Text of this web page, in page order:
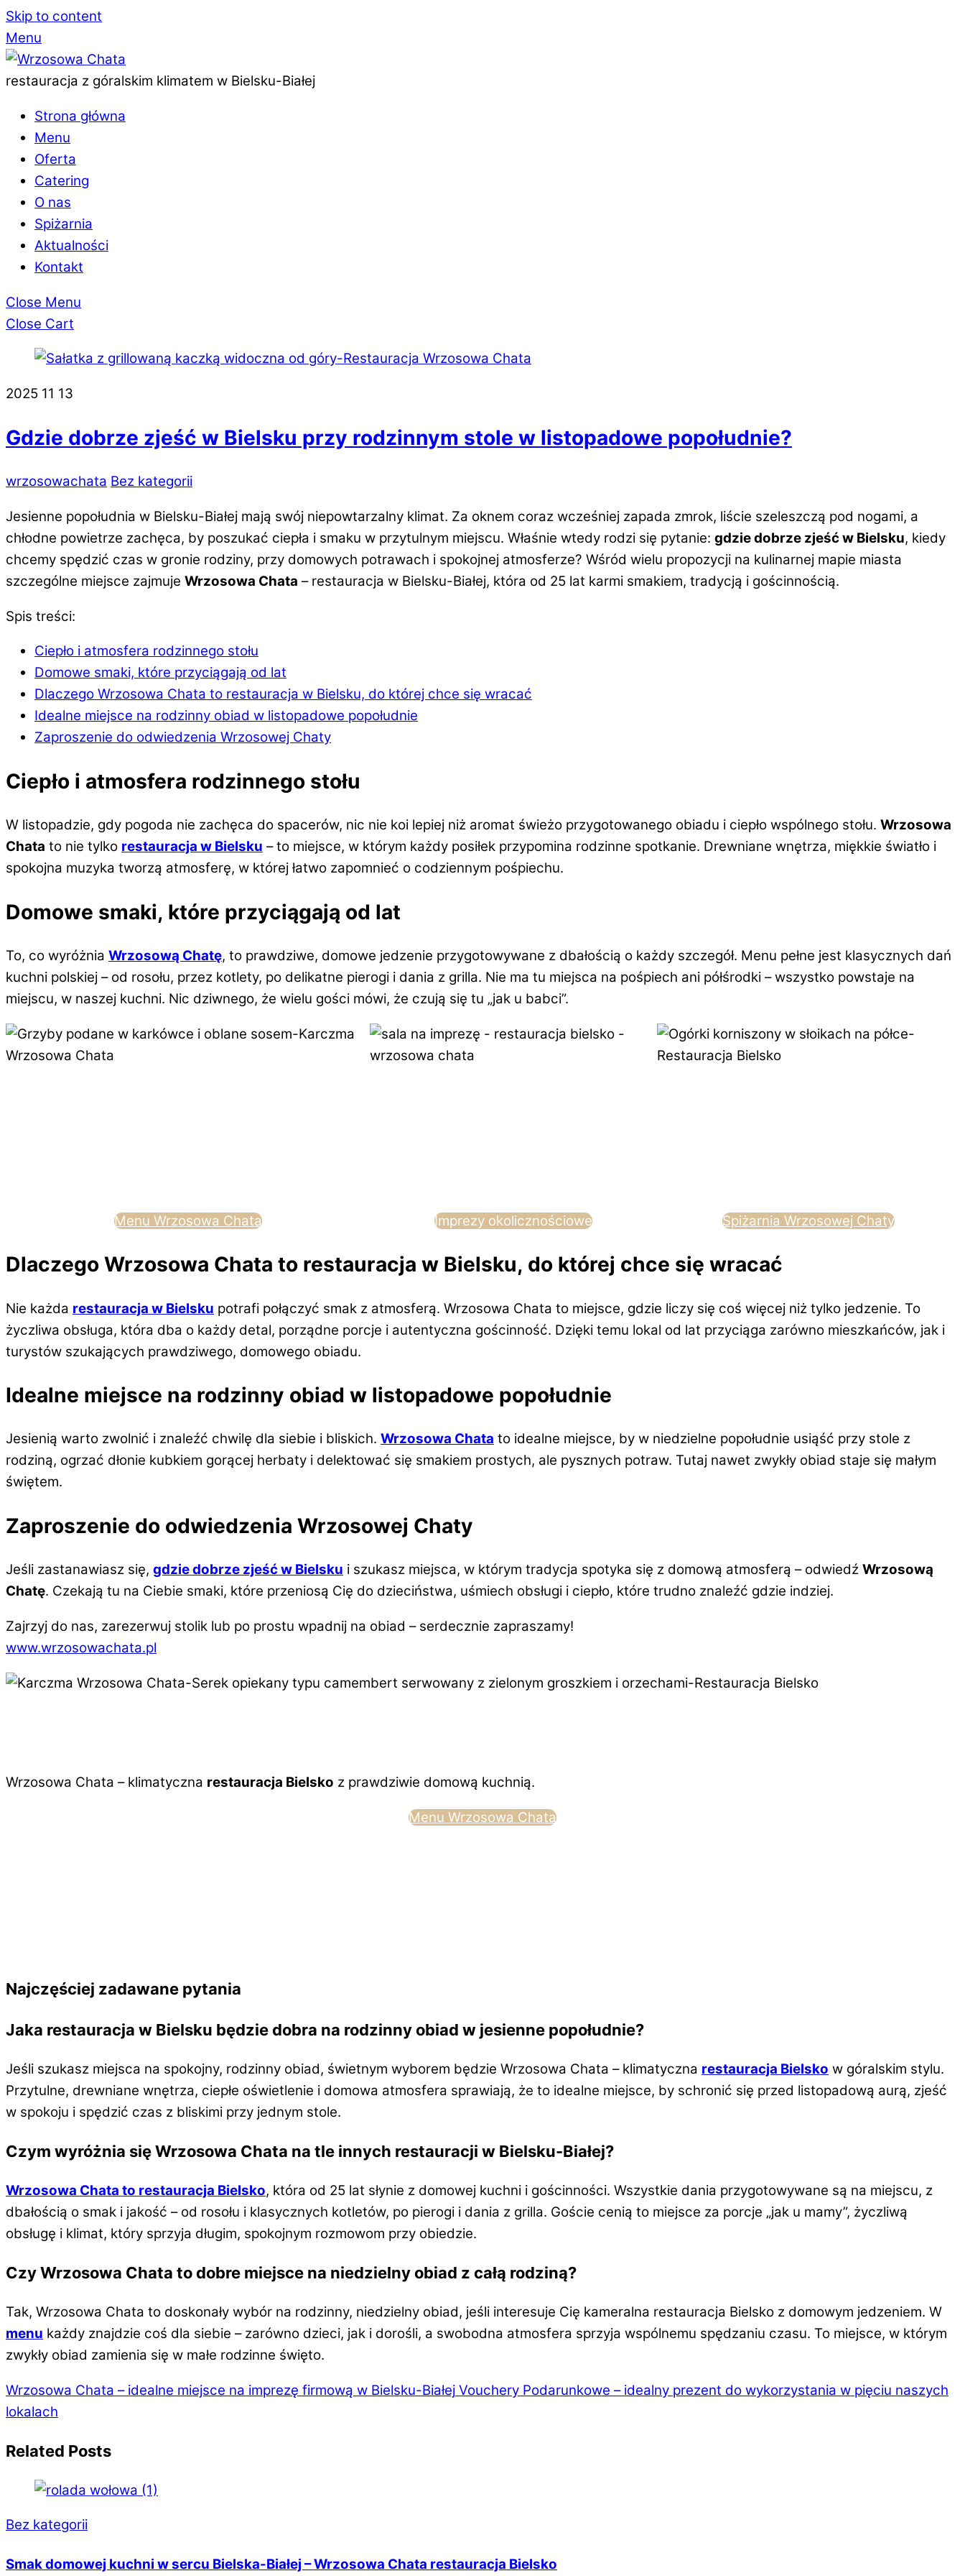
Skip to content
Menu
restauracja z góralskim klimatem w Bielsku-Białej
Strona główna
Menu
Oferta
Catering
O nas
Spiżarnia
Aktualności
Kontakt
Close Menu
Close Cart
2025 11 13
Gdzie dobrze zjeść w Bielsku przy rodzinnym stole w listopadowe popołudnie?
wrzosowachata Bez kategorii
Jesienne popołudnia w Bielsku-Białej mają swój niepowtarzalny klimat. Za oknem coraz wcześniej zapada zmrok, liście szeleszczą pod nogami, a
chłodne powietrze zachęca, by poszukać ciepła i smaku w przytulnym miejscu. Właśnie wtedy rodzi się pytanie: gdzie dobrze zjeść w Bielsku, kiedy
chcemy spędzić czas w gronie rodziny, przy domowych potrawach i spokojnej atmosferze? Wśród wielu propozycji na kulinarnej mapie miasta
szczególne miejsce zajmuje Wrzosowa Chata – restauracja w Bielsku-Białej, która od 25 lat karmi smakiem, tradycją i gościnnością.
Spis treści:
Ciepło i atmosfera rodzinnego stołu
Domowe smaki, które przyciągają od lat
Dlaczego Wrzosowa Chata to restauracja w Bielsku, do której chce się wracać
Idealne miejsce na rodzinny obiad w listopadowe popołudnie
Zaproszenie do odwiedzenia Wrzosowej Chaty
Ciepło i atmosfera rodzinnego stołu
W listopadzie, gdy pogoda nie zachęca do spacerów, nic nie koi lepiej niż aromat świeżo przygotowanego obiadu i ciepło wspólnego stołu. Wrzosowa
Chata to nie tylko restauracja w Bielsku – to miejsce, w którym każdy posiłek przypomina rodzinne spotkanie. Drewniane wnętrza, miękkie światło i
spokojna muzyka tworzą atmosferę, w której łatwo zapomnieć o codziennym pośpiechu.
Domowe smaki, które przyciągają od lat
To, co wyróżnia Wrzosową Chatę, to prawdziwe, domowe jedzenie przygotowywane z dbałością o każdy szczegół. Menu pełne jest klasycznych dań
kuchni polskiej – od rosołu, przez kotlety, po delikatne pierogi i dania z grilla. Nie ma tu miejsca na pośpiech ani półśrodki – wszystko powstaje na
miejscu, w naszej kuchni. Nic dziwnego, że wielu gości mówi, że czują się tu „jak u babci”.
Menu Wrzosowa Chata Imprezy okolicznościowe Spiżarnia Wrzosowej Chaty
Dlaczego Wrzosowa Chata to restauracja w Bielsku, do której chce się wracać
Nie każda restauracja w Bielsku potrafi połączyć smak z atmosferą. Wrzosowa Chata to miejsce, gdzie liczy się coś więcej niż tylko jedzenie. To
życzliwa obsługa, która dba o każdy detal, porządne porcje i autentyczna gościnność. Dzięki temu lokal od lat przyciąga zarówno mieszkańców, jak i
turystów szukających prawdziwego, domowego obiadu.
Idealne miejsce na rodzinny obiad w listopadowe popołudnie
Jesienią warto zwolnić i znaleźć chwilę dla siebie i bliskich. Wrzosowa Chata to idealne miejsce, by w niedzielne popołudnie usiąść przy stole z
rodziną, ogrzać dłonie kubkiem gorącej herbaty i delektować się smakiem prostych, ale pysznych potraw. Tutaj nawet zwykły obiad staje się małym
świętem.
Zaproszenie do odwiedzenia Wrzosowej Chaty
Jeśli zastanawiasz się, gdzie dobrze zjeść w Bielsku i szukasz miejsca, w którym tradycja spotyka się z domową atmosferą – odwiedź Wrzosową
Chatę. Czekają tu na Ciebie smaki, które przeniosą Cię do dzieciństwa, uśmiech obsługi i ciepło, które trudno znaleźć gdzie indziej.
Zajrzyj do nas, zarezerwuj stolik lub po prostu wpadnij na obiad – serdecznie zapraszamy!
www.wrzosowachata.pl
Wrzosowa Chata – klimatyczna restauracja Bielsko z prawdziwie domową kuchnią.
Menu Wrzosowa Chata
Najczęściej zadawane pytania
Jaka restauracja w Bielsku będzie dobra na rodzinny obiad w jesienne popołudnie?
Jeśli szukasz miejsca na spokojny, rodzinny obiad, świetnym wyborem będzie Wrzosowa Chata – klimatyczna restauracja Bielsko w góralskim stylu.
Przytulne, drewniane wnętrza, ciepłe oświetlenie i domowa atmosfera sprawiają, że to idealne miejsce, by schronić się przed listopadową aurą, zjeść
w spokoju i spędzić czas z bliskimi przy jednym stole.
Czym wyróżnia się Wrzosowa Chata na tle innych restauracji w Bielsku-Białej?
Wrzosowa Chata to restauracja Bielsko, która od 25 lat słynie z domowej kuchni i gościnności. Wszystkie dania przygotowywane są na miejscu, z
dbałością o smak i jakość – od rosołu i klasycznych kotletów, po pierogi i dania z grilla. Goście cenią to miejsce za porcje „jak u mamy”, życzliwą
obsługę i klimat, który sprzyja długim, spokojnym rozmowom przy obiedzie.
Czy Wrzosowa Chata to dobre miejsce na niedzielny obiad z całą rodziną?
Tak, Wrzosowa Chata to doskonały wybór na rodzinny, niedzielny obiad, jeśli interesuje Cię kameralna restauracja Bielsko z domowym jedzeniem. W
menu każdy znajdzie coś dla siebie – zarówno dzieci, jak i dorośli, a swobodna atmosfera sprzyja wspólnemu spędzaniu czasu. To miejsce, w którym
zwykły obiad zamienia się w małe rodzinne święto.
Wrzosowa Chata – idealne miejsce na imprezę firmową w Bielsku-Białej Vouchery Podarunkowe – idealny prezent do wykorzystania w pięciu naszych
lokalach
Related Posts
Bez kategorii
Smak domowej kuchni w sercu Bielska-Białej – Wrzosowa Chata restauracja Bielsko